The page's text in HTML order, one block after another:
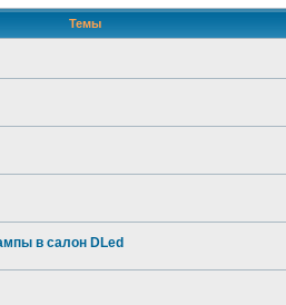
Темы
в салон DLed